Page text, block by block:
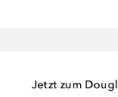
Jetzt zum